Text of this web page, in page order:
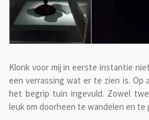
Klonk voor mij in eerste instantie
een verrassing wat er te zien is. Op
het begrip tuin ingevuld. Zowel
leuk om doorheen te wandelen en te